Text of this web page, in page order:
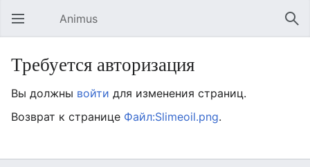
Открыть главное меню Animus
Требуется авторизация
Вы должны войти для изменения страниц.
Возврат к странице Файл:Slimeoil.png.